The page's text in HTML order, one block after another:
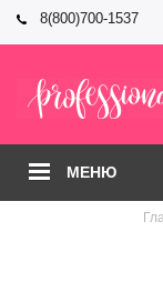
8(800)700-1537
МЕНЮ